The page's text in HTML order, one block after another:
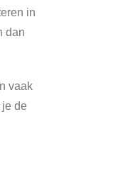
in
dan
vaak
de